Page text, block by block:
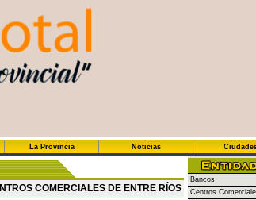
La Provincia Noticias
COMERCIALES DE ENTRE RÍOS
Bancos
Centros